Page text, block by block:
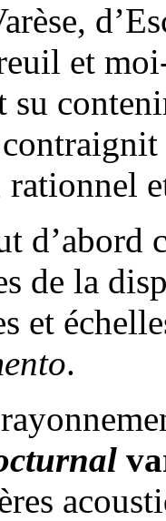
et
su
d’abord
de la
et
.